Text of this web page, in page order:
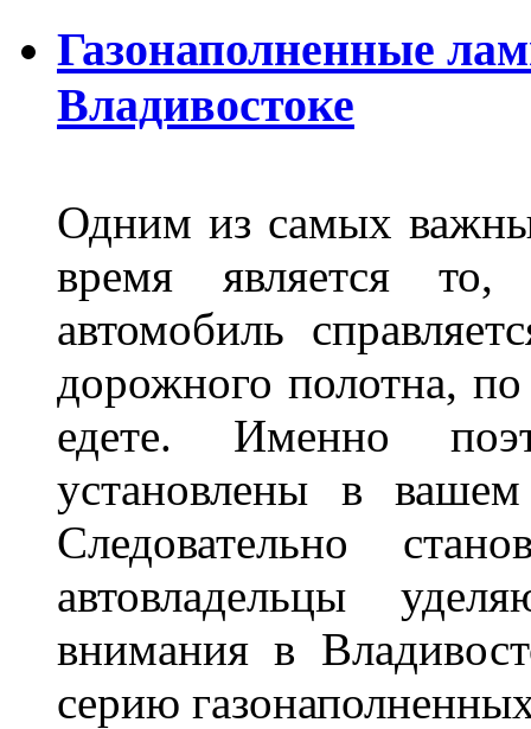
Газонаполненные
Владивостоке
Одним из самых
время является то,
автомобиль
дорожного полотна,
едете. Именно
установлены в
Следовательно
автовладельцы
внимания в
серию